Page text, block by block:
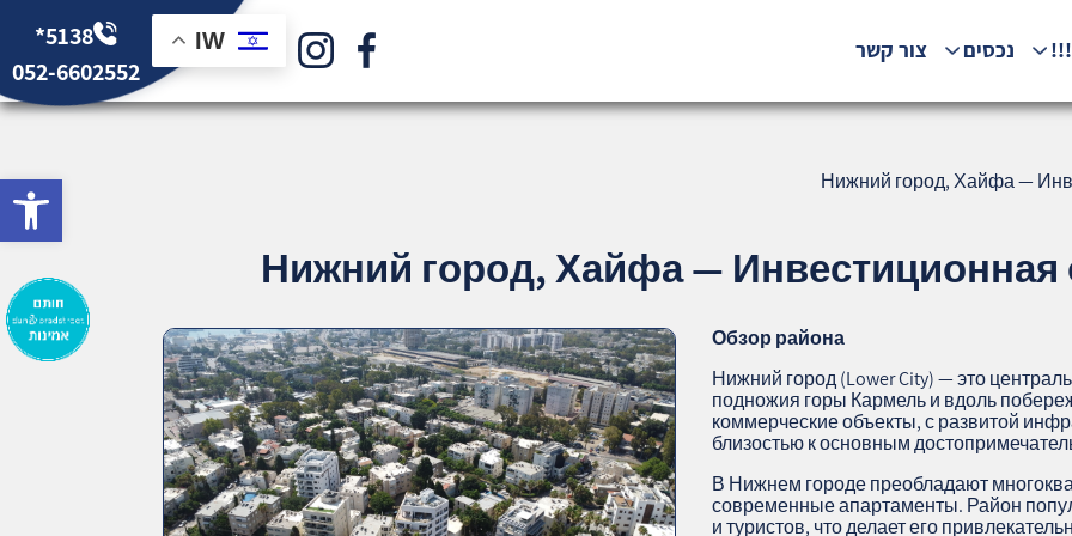
נכסים צור קשר IW
*5138
052-6602552
Нижний город, Хайфа —
Нижний город, Хайфа — Инвестиционная
Обзор района
Нижний город (Lower City) — это
подножия горы Кармель и вдоль
коммерческие объекты, с развитой
близостью к основным
В Нижнем городе преобладают
современные апартаменты. Район
и туристов, что делает его